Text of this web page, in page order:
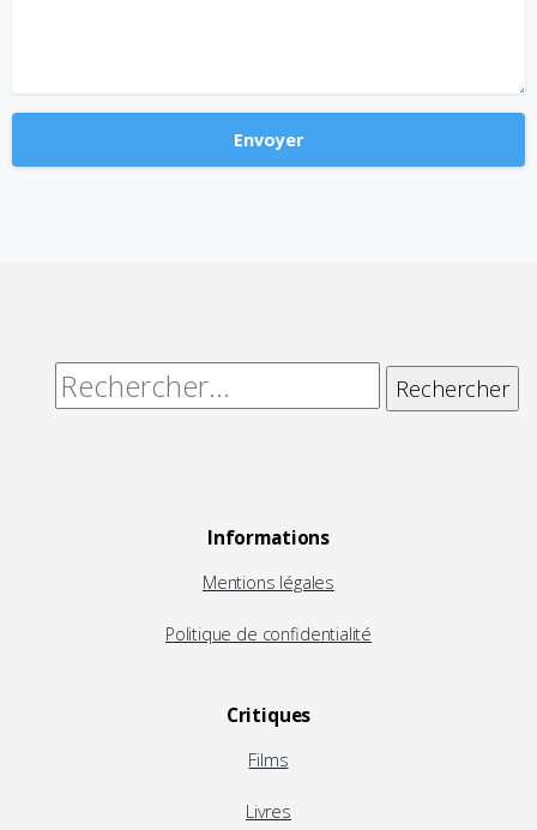
Rechercher :
Informations
Mentions légales
Politique de confidentialité
Critiques
Films
Livres